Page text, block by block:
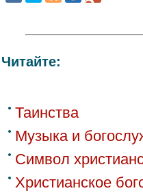
Читайте:
Таинства
Музыка и
Символ
Христианское